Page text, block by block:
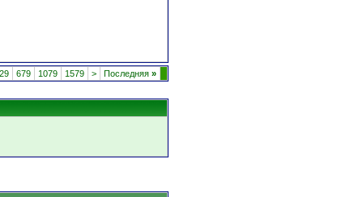
679 1079 1579 > Последняя »